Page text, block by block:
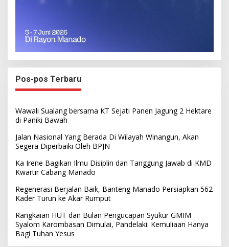
Pos-pos Terbaru
Wawali Sualang bersama KT Sejati Panen Jagung 2 Hektare
di Paniki Bawah
Jalan Nasional Yang Berada Di Wilayah Winangun, Akan
Segera Diperbaiki Oleh BPJN
Ka Irene Bagikan Ilmu Disiplin dan Tanggung Jawab di KMD
Kwartir Cabang Manado
Regenerasi Berjalan Baik, Banteng Manado Persiapkan 562
Kader Turun ke Akar Rumput
Rangkaian HUT dan Bulan Pengucapan Syukur GMIM
Syalom Karombasan Dimulai, Pandelaki: Kemuliaan Hanya
Bagi Tuhan Yesus